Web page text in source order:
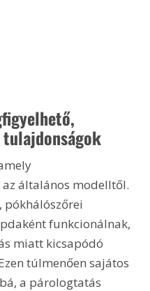
általános modelltől.
pókhálószőrei
funkcionálnak,
miatt kicsapódó
túlmenően sajátos
a párologtatás